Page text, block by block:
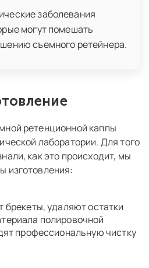
заболевания
могут помешать
съемного ретейнера.
ретенционной каппы
лаборатории. Для того
как это происходит, мы
изготовления:
брекеты, удаляют остатки
полировочной
профессиональную чистку